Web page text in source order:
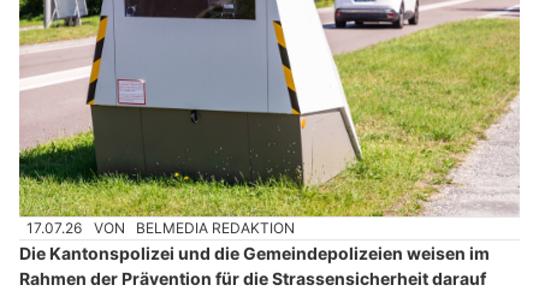
17.07.26 VON BELMEDIA REDAKTION
Die Kantonspolizei und die Gemeindepolizeien weisen im
Rahmen der Prävention für die Strassensicherheit darauf